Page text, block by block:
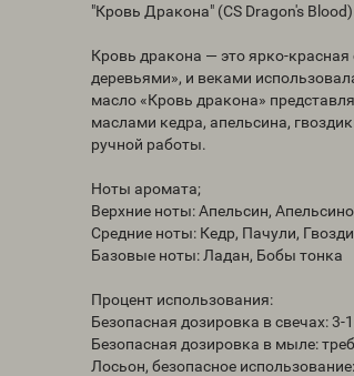
"Кровь Дракона" (CS Dragon's
Кровь дракона — это ярко-
деревьями», и веками
масло «Кровь дракона»
маслами кедра, апельсина,
ручной работы.
Ноты аромата;
Верхние ноты: Апельсин,
Средние ноты: Кедр, Пачули,
Базовые ноты: Ладан, Бобы тонка
Процент использования:
Безопасная дозировка в свечах: 3-
Безопасная дозировка в мыле:
Лосьон, безопасное